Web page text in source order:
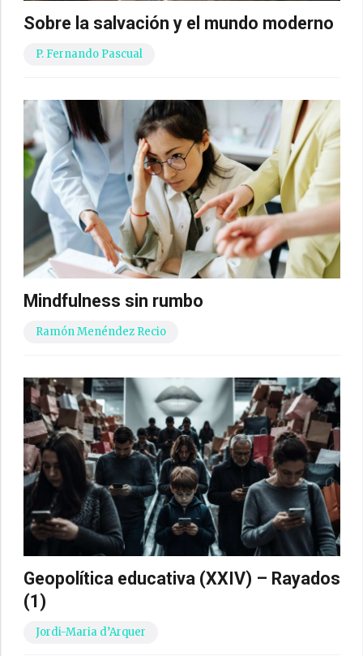
Sobre la salvación y el mundo moderno
P. Fernando Pascual
Mindfulness sin rumbo
Ramón Menéndez Recio
Geopolítica educativa (XXIV) – Rayados
(1)
Jordi-Maria d’Arquer